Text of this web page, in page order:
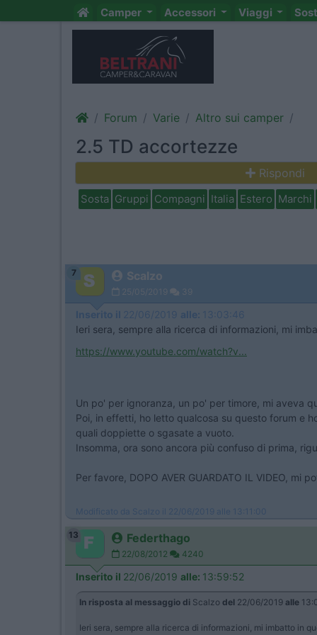
Camper Accessori Viaggi
Forum Varie Altro sui camper
2.5 TD accortezze
Rispondi
Sosta Gruppi Compagni Italia Estero Marchi
7 Scalzo
25/05/2019 39
Inserito il 22/06/2019 alle: 13:03:46
Ieri sera, sempre alla ricerca di informazioni, mi
https://www.youtube.com/watch?v...
Un po' per ignoranza, un po' per timore, mi aveva
Poi, in effetti, ho letto qualcosa su questo forum e
quali doppiette o sgasate a vuoto.
Insomma, ora sono ancora più confuso di prima,
Per favore, DOPO AVER GUARDATO IL VIDEO,
Modificato da Scalzo il 22/06/2019 alle 13:11:00
13 Federthago
22/08/2012 4240
Inserito il 22/06/2019 alle: 13:59:52
In risposta al messaggio di Scalzo del 22/06/2019 alle
Ieri sera, sempre alla ricerca di informazioni, mi imbatto in